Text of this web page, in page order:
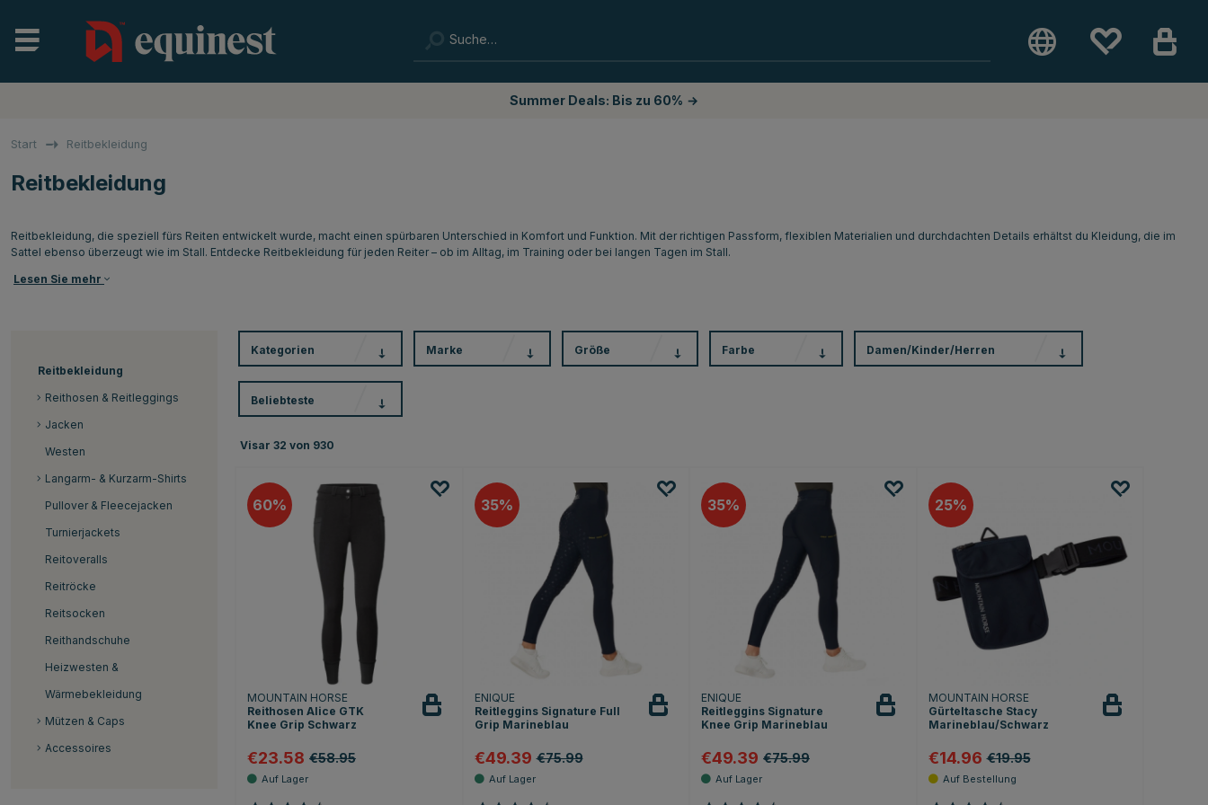
Summer Deals: Bis zu 60% →
Start Reitbekleidung
Reitbekleidung
Reitbekleidung, die speziell fürs Reiten entwickelt wurde, macht einen spürbaren Unterschied in Komfort und Funktion. Mit der richtigen Passform, flexiblen Materialien und durchdachten Details erhältst du Kleidung, die im
Sattel ebenso überzeugt wie im Stall. Entdecke Reitbekleidung für jeden Reiter – ob im Alltag, im Training oder bei langen Tagen im Stall.
Lesen Sie mehr
Reitbekleidung
Reithosen & Reitleggings
Jacken
Westen
Langarm- & Kurzarm-Shirts
Pullover & Fleecejacken
Turnierjackets
Reitoveralls
Reitröcke
Reitsocken
Reithandschuhe
Heizwesten &
Wärmebekleidung
Mützen & Caps
Accessoires
Kategorien Marke Größe Farbe Damen/Kinder/Herren
Beliebteste
Visar32 von 930
60
MOUNTAIN HORSE
Reithosen Alice GTK
Knee Grip Schwarz
€23.58 €58.95
35
ENIQUE
Reitleggins Signature Full
Grip Marineblau
€49.39 €75.99
35
ENIQUE
Reitleggins Signature
Knee Grip Marineblau
€49.39 €75.99
25
MOUNTAIN HORSE
Gürteltasche Stacy
Marineblau/Schwarz
€14.96 €19.95